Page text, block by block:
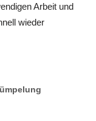
Arbeit und
wieder